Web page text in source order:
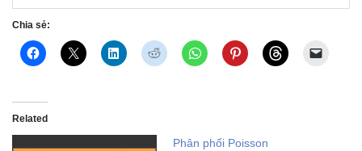
Chia sẻ:
Related
Phân phối Poisson